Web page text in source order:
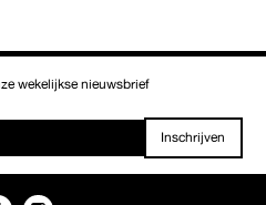
wekelijkse nieuwsbrief
Inschrijven